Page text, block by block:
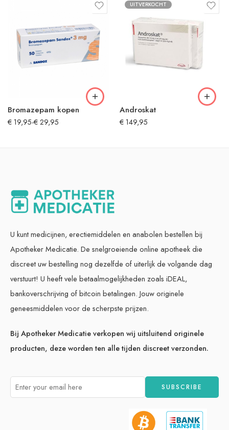
Bromazepam kopen
€19,95-€29,95
UITVERKOCHT
Androskat
€149,95
U kunt medicijnen, erectiemiddelen en anabolen bestellen bij
Apotheker Medicatie. De snelgroeiende online apotheek die
discreet uw bestelling nog dezelfde of uiterlijk de volgande dag
verstuurt! U heeft vele betaalmogelijkheden zoals iDEAL,
bankoverschrijving of bitcoin betalingen. Jouw originele
geneesmiddelen voor de scherpste prijzen.
Bij Apotheker Medicatie verkopen wij uitsluitend originele
producten, deze worden ten alle tijden discreet verzonden.